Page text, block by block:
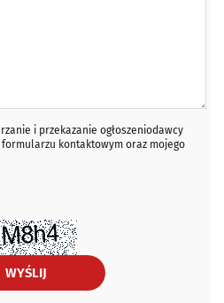
i przekazanie ogłoszeniodawcy
kontaktowym oraz mojego
WYŚLIJ